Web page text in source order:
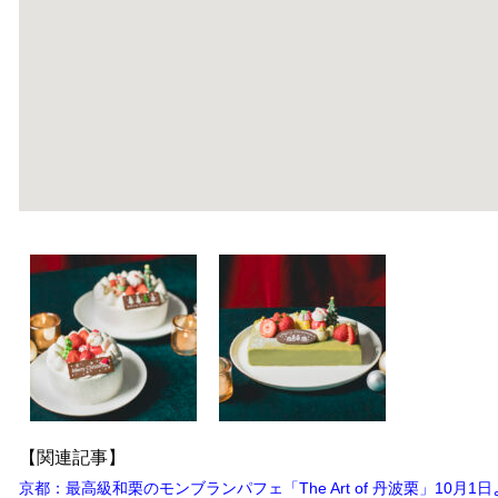
【関連記事】
京都：最高級和栗のモンブランパフェ「The Art of 丹波栗」10月1